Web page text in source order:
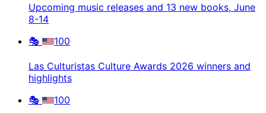
Upcoming music releases and 13 new books, June
8-14
🎭
100
Las Culturistas Culture Awards 2026 winners and
highlights
🎭
100